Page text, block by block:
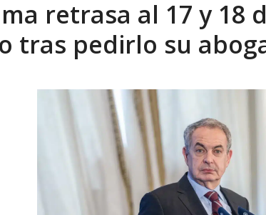
EL DERECHO DE LOS TRABAJADORES EN LAS
retrasa al 17 y 18
tras pedirlo su